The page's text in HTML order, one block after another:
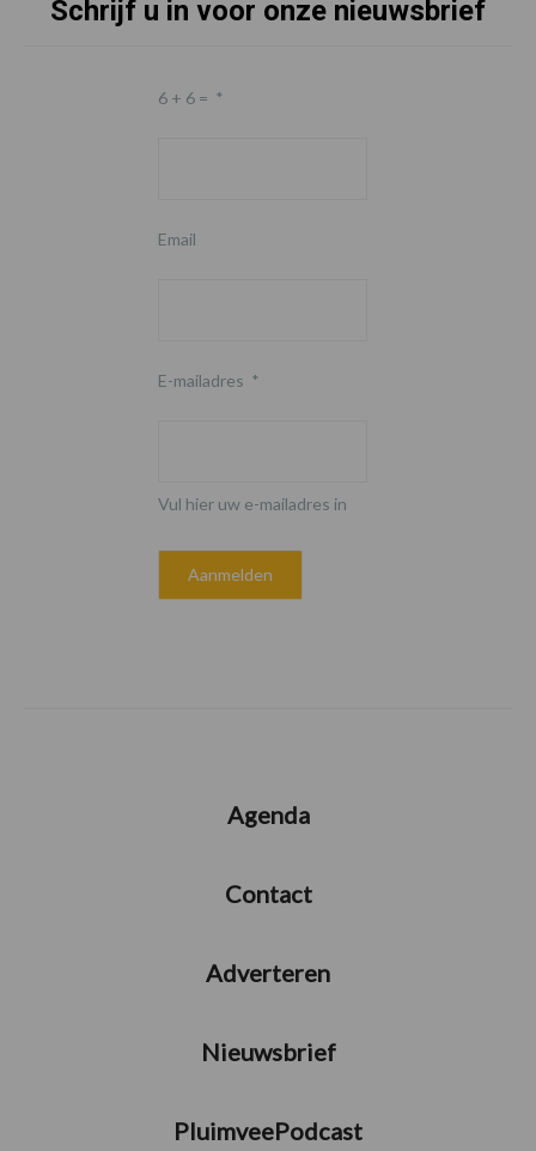
Schrijf u in voor onze nieuwsbrief
6 + 6 = *
Email
E-mailadres *
Vul hier uw e-mailadres in
Agenda
Contact
Adverteren
Nieuwsbrief
PluimveePodcast